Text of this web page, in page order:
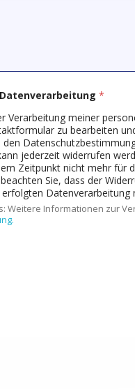
*
Verarbeitung meiner
zu bearbeiten
jederzeit widerrufen
Zeitpunkt nicht mehr für
Sie, dass der
Datenverarbeitung
Weitere Informationen zur